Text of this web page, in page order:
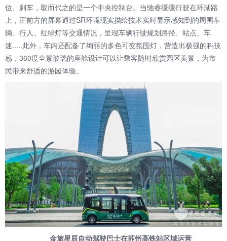
位、刹车，取而代之的是一个中央控制台。当驰睿缓缓行驶在环湖路
上，正前方的屏幕通过SR环境现实描绘技术实时显示感知到的周围车
辆、行人、红绿灯等交通情况，呈现车辆行驶规划路径、站点、车
速.....此外，车内还配备了绚丽的多色可变氛围灯，营造出极强的科技
感，360度全景玻璃的座舱设计可以让乘客随时欣赏园区美景，为市
民带来舒适的游园体验。
金旅星辰自动驾驶巴士在苏州高铁站区域运营